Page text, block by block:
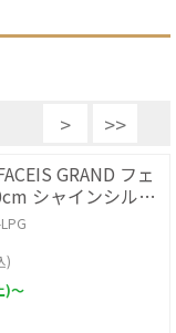
> >>
GRAND フェ
シャインシルバ
定!!ラ・クックグ
)
)～